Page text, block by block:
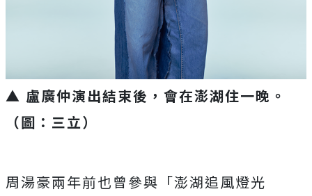
▲ 盧廣仲演出結束後，會在澎湖住一晚。
（圖：三立）
周湯豪兩年前也曾參與「澎湖追風燈光